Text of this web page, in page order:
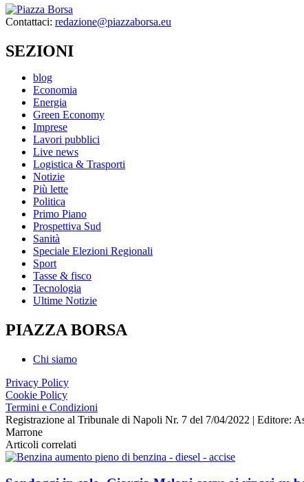
Contattaci: redazione@piazzaborsa.eu
SEZIONI
blog
Economia
Energia
Green Economy
Imprese
Lavori pubblici
Live news
Logistica & Trasporti
Notizie
Più lette
Politica
Primo Piano
Prospettiva Sud
Sanità
Speciale Elezioni Regionali
Sport
Tasse & fisco
Tecnologia
Ultime Notizie
PIAZZA BORSA
Chi siamo
Privacy Policy
Cookie Policy
Termini e Condizioni
Registrazione al Tribunale di Napoli Nr. 7 del 7/04/2022 | Editore:
Marrone
Articoli correlati